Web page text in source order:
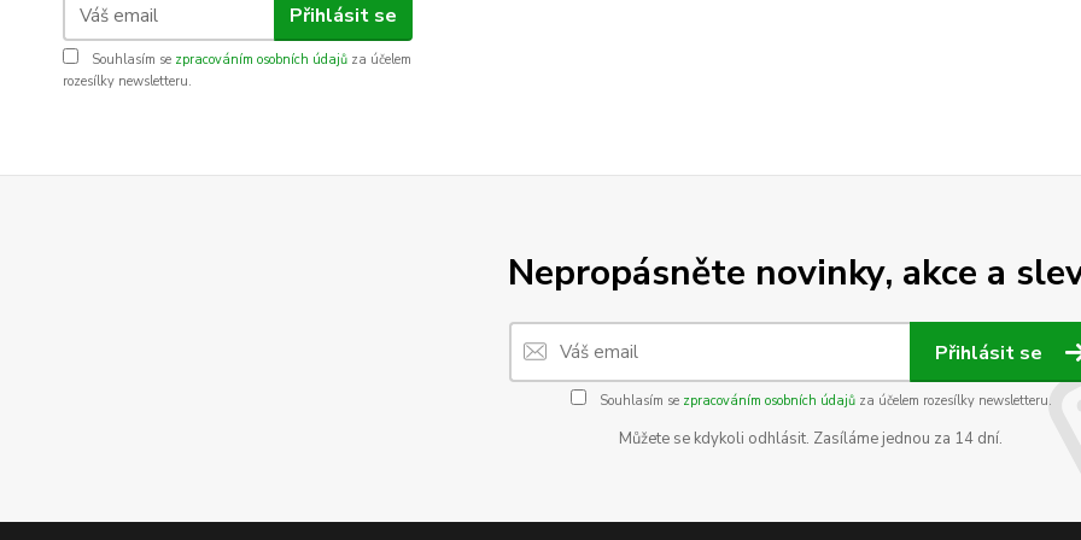
Přihlásit se
Souhlasím se zpracováním osobních údajů za účelem
rozesílky newsletteru.
Nepropásněte novinky, akce a
Přihlásit se
Souhlasím se zpracováním osobních údajůza účelem rozesílky newsletteru.
Můžete se kdykoli odhlásit. Zasíláme jednou za 14 dní.